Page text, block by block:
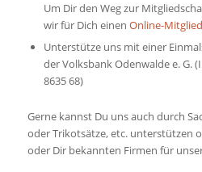
Um Dir den Weg zur
wir für Dich einen Online-
Unterstütze uns mit einer
der Volksbank Odenwalde e. G.
8635 68)
Gerne kannst Du uns auch durch
oder Trikotsätze, etc. unterstützen
oder Dir bekannten Firmen für